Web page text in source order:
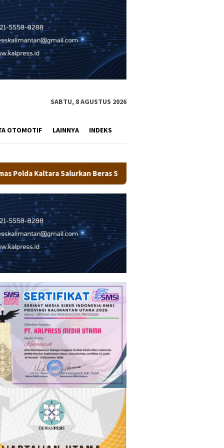
SABTU, 8 AGUSTUS 2026
OTOMOTIF LAINNYA INDEKS
SPHP Kepada Masyarakat